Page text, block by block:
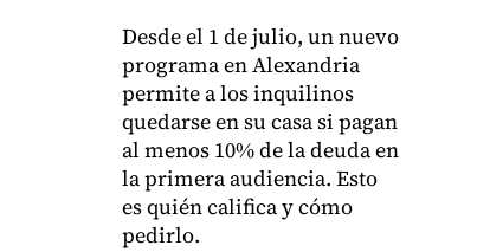
Desde el 1 de julio, un nuevo
programa en Alexandria
permite a los inquilinos
quedarse en su casa si pagan
al menos 10% de la deuda en
la primera audiencia. Esto
es quién califica y cómo
pedirlo.